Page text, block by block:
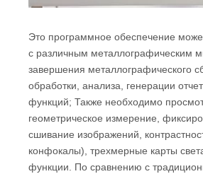
Это программное обеспечение
с различным металлографическим
завершения металлографического
обработки, анализа, генерации
функций; Также необходимо
геометрическое измерение,
сшивание изображений,
конфокалы), трехмерные карты
функции. По сравнению с